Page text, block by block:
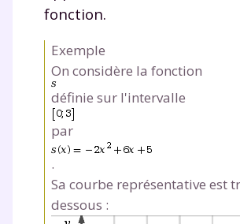
fonction.
Exemple
On considère la fonction
définie sur l'intervalle
par
.
Sa courbe représentative est
dessous :